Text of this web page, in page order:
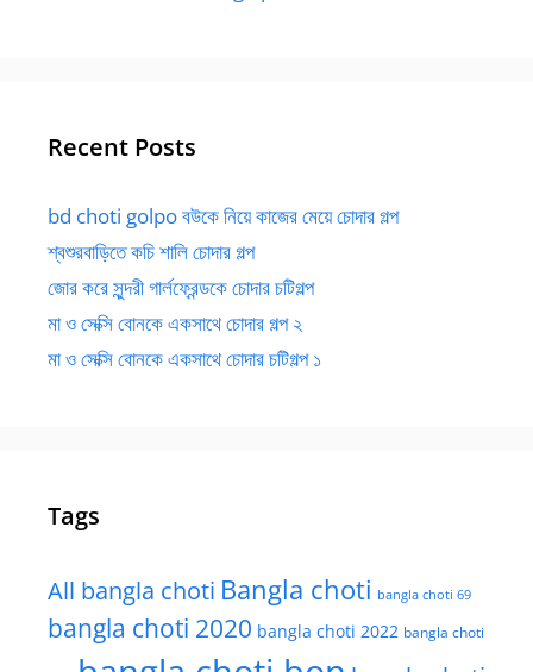
Recent Posts
bd choti golpo বউকে নিয়ে কাজের মেয়ে চোদার গল্প
শ্বশুরবাড়িতে কচি শালি চোদার গল্প
জোর করে সুন্দরী গার্লফ্রেন্ডকে চোদার চটিগল্প
মা ও সেক্সি বোনকে একসাথে চোদার গল্প ২
মা ও সেক্সি বোনকে একসাথে চোদার চটিগল্প ১
Tags
All bangla choti Bangla choti bangla choti 69
bangla choti 2020 bangla choti 2022 bangla choti